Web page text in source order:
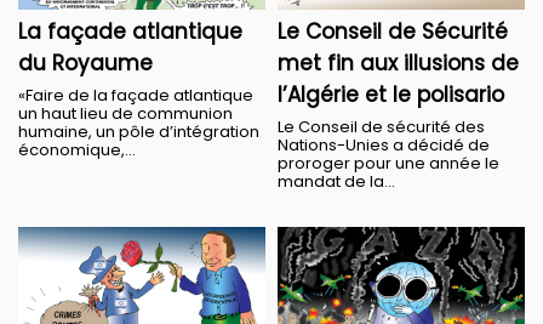
La façade atlantique
du Royaume
«Faire de la façade atlantique
un haut lieu de communion
humaine, un pôle d’intégration
économique,...
Le Conseil de Sécurité
met fin aux illusions de
l’Algérie et le polisario
Le Conseil de sécurité des
Nations-Unies a décidé de
proroger pour une année le
mandat de la...